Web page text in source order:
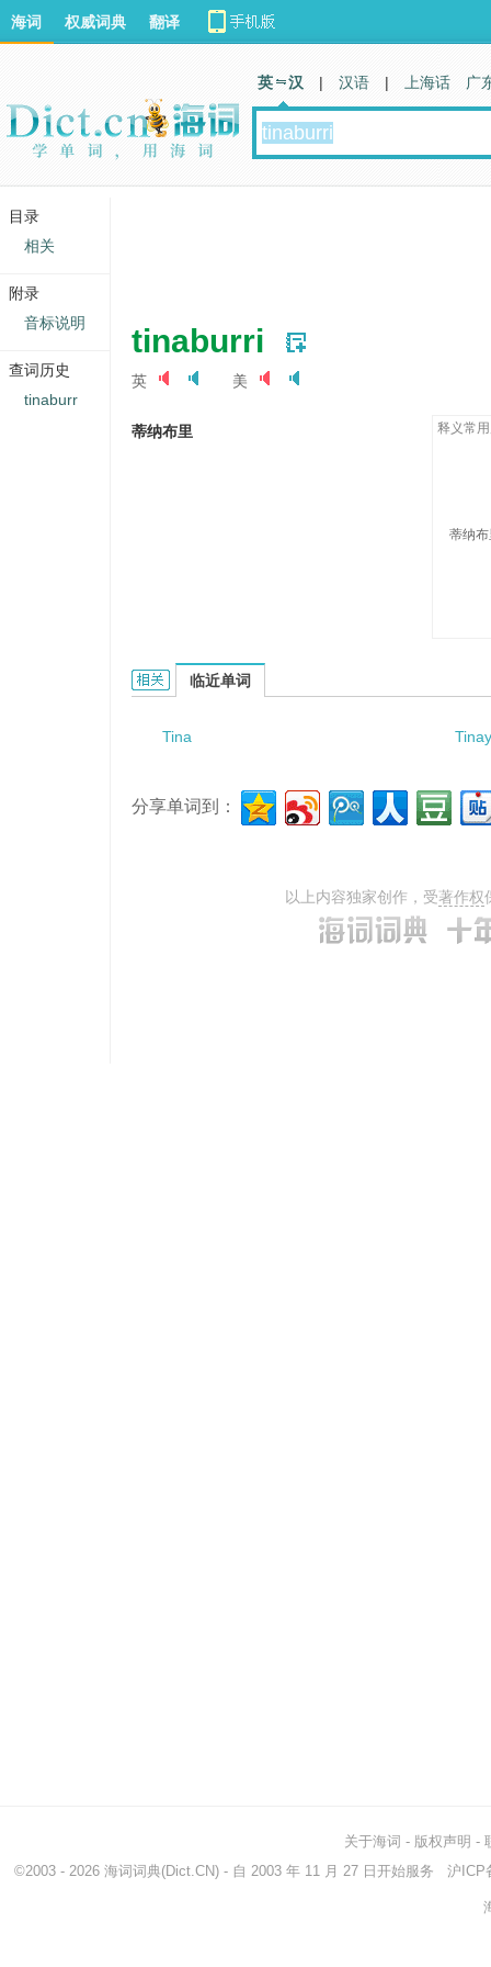
tinaburri
英 美
蒂纳布里 释义常
蒂纳
Tinaburri的相关资料：
临近单词
Tina
分享单词到：
以上内容独家创作，受著作权
海词 权威词典 翻译
英 汉 | 汉语 | 上海话 广
关于海词 - 版权声明 -
©2003 - 2026 海词词典(Dict.CN) - 自 2003 年 11 月 27 日开始服务 沪ICP
目录
相关
附录
音标说明
查词历史
tinaburr